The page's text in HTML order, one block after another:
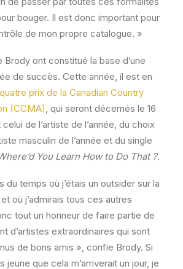
bouger. Il est donc important pour
de mon propre catalogue. »
Brody ont constitué la base d’une
de succès. Cette année, il est en
quatre prix de la Canadian Country
(CCMA), qui seront décernés le 16
de l’artiste de l’année, du choix
masculin de l’année et du single
You Learn How to Do That ?.
du temps où j’étais un outsider sur la
où j’admirais tous ces autres
tout un honneur de faire partie de
d’artistes extraordinaires qui sont
de bons amis », confie Brody. Si
jeune que cela m’arriverait un jour, je